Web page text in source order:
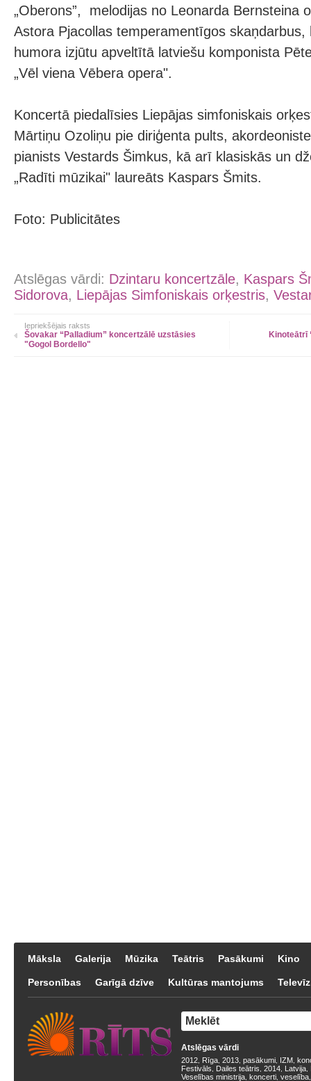
„Oberons”, melodijas no Leonarda Bernsteina
Astora Pjacollas temperamentīgos skaņdarbus,
humora izjūtu apveltītā latviešu komponista
„Vēl viena Vēbera opera".
Koncertā piedalīsies Liepājas simfoniskais
Mārtiņu Ozoliņu pie diriģenta pults,
pianists Vestards Šimkus, kā arī klasiskās un
„Radīti mūzikai" laureāts Kaspars Šmits.
Foto: Publicitātes
Atslēgas vārdi: Dzintaru koncertzāle, Kaspars
Sidorova, Liepājas Simfoniskais orķestris,
Iepriekšējais raksts
Šovakar “Palladium” koncertzālē uzstāsies
"Gogol Bordello"
Kinoteātrī
Māksla Galerija Mūzika Teātris Pasākumi Kino
Personības Garīgā dzīve Kultūras mantojums
Atslēgas vārdi
2012 Rīga 2013 pasākumi IZM
Festivāls
Dailes teātris 2014 Latvija
Veselības ministrija koncerti veselība